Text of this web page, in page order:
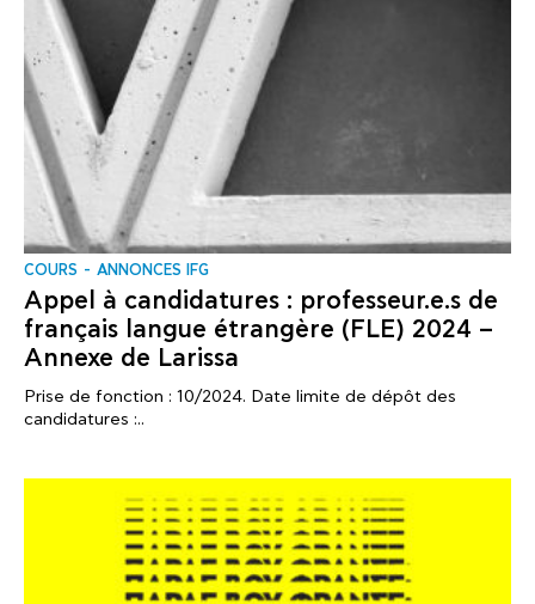
COURS ANNONCES IFG
Appel à candidatures : professeur.e.s de
français langue étrangère (FLE) 2024 –
Annexe de Larissa
Prise de fonction : 10/2024. Date limite de dépôt des
candidatures :..